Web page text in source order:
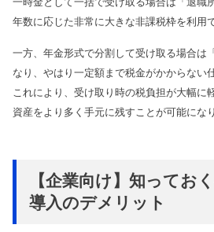
年数に応じた非常に大きな非課税枠を利用
一方、年金形式で分割して受け取る場合は
なり、やはり一定額まで税金がかからない
これにより、受け取り時の税負担が大幅に
資産をより多く手元に残すことが可能にな
【企業向け】知ってお
導入のデメリット